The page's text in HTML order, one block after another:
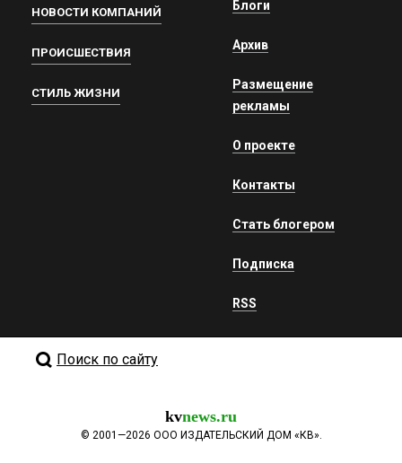
НОВОСТИ КОМПАНИЙ
ПРОИСШЕСТВИЯ
СТИЛЬ ЖИЗНИ
Блоги
Архив
Размещение
рекламы
О проекте
Контакты
Стать блогером
Подписка
RSS
Поиск по сайту
kvnews.ru
© 2001—2026 ООО ИЗДАТЕЛЬСКИЙ ДОМ «КВ».